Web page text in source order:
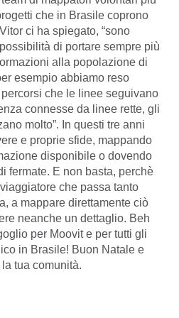
che in Brasile coprono
ci ha spiegato, “sono
di portare sempre più
alla popolazione di
esempio abbiamo reso
che le linee seguivano
connesse da linee rette, gli
molto”. In questi tre anni
e proprie sfide, mappando
disponibile o dovendo
fermate. E non basta, perchè
che passa tanto
a mappare direttamente ciò
neanche un dettaglio. Beh
per Moovit e per tutti gli
in Brasile! Buon Natale e
tua comunità.